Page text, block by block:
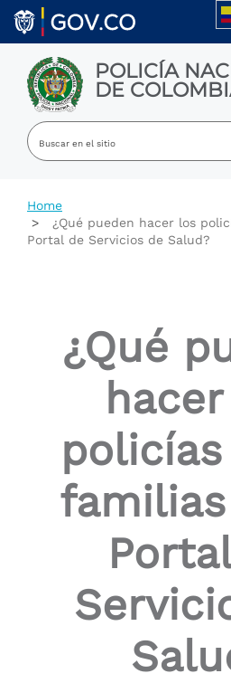
Skip to main content
POLICÍA
DE
Home
¿Qué pueden hacer los
Portal de Servicios de Salud?
¿Qué